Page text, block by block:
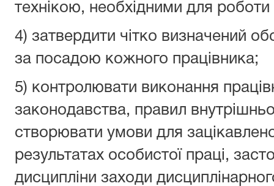
технікою, необхідними для
4) затвердити чітко визначений
за посадою кожного працівника;
5) контролювати виконання
законодавства, правил
створювати умови для
результатах особистої праці,
дисципліни заходи